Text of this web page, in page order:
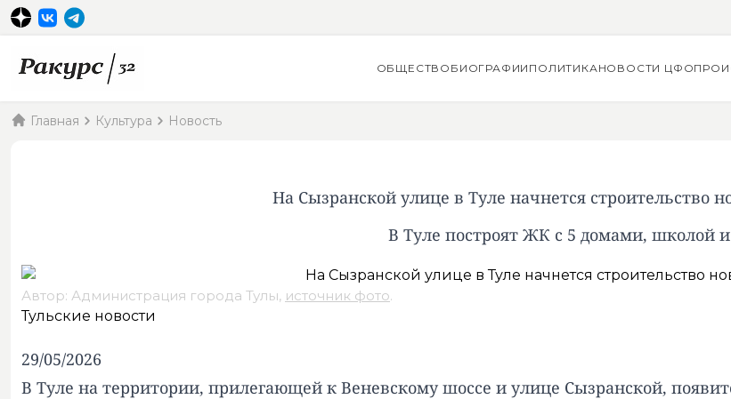
ОБЩЕСТВО БИОГРАФИИ ПОЛИТИКАНОВОСТИ ЦФО
Главная Культура Новость
На Сызранской улице в Туле начнется строительство
В Туле построят ЖК с 5 домами, школой и
Автор: Администрация города Тулы, источник фото.
Тульские новости
29/05/2026
В Туле на территории, прилегающей к Веневскому шоссе и улице Сызранской,